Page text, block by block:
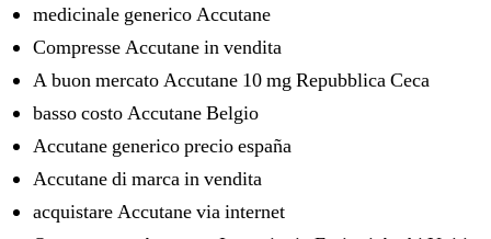
medicinale generico Accutane
Compresse Accutane in vendita
A buon mercato Accutane 10 mg Repubblica Ceca
basso costo Accutane Belgio
Accutane generico precio españa
Accutane di marca in vendita
acquistare Accutane via internet